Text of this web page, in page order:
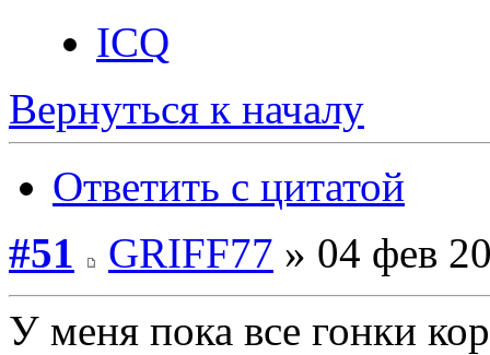
ICQ
Вернуться к началу
Ответить с цитатой
#51
GRIFF77 » 04 фев
У меня пока все гонки